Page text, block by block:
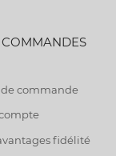
commande
fidélité